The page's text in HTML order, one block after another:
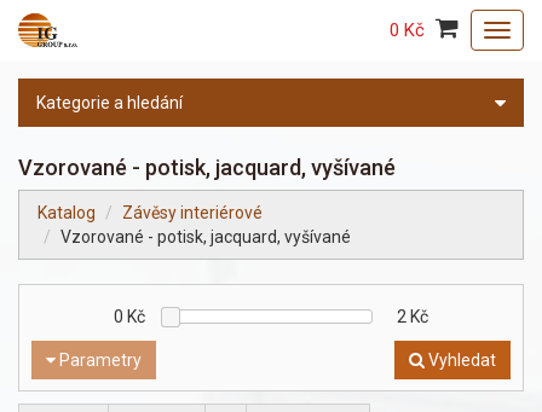
0 Kč
Kategorie a hledání
Vzorované - potisk, jacquard, vyšívané
Katalog
Závěsy interiérové
Vzorované - potisk, jacquard, vyšívané
Parametry
0 Kč 2 Kč
Vyhledat